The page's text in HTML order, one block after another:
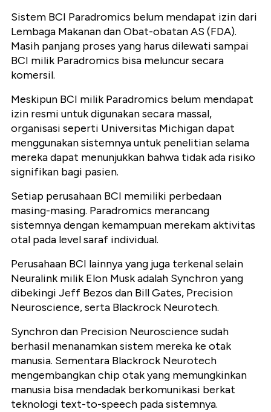
Sistem BCI Paradromics belum mendapat izin dari
Lembaga Makanan dan Obat-obatan AS (FDA).
Masih panjang proses yang harus dilewati sampai
BCI milik Paradromics bisa meluncur secara
komersil.
Meskipun BCI milik Paradromics belum mendapat
izin resmi untuk digunakan secara massal,
organisasi seperti Universitas Michigan dapat
menggunakan sistemnya untuk penelitian selama
mereka dapat menunjukkan bahwa tidak ada risiko
signifikan bagi pasien.
Setiap perusahaan BCI memiliki perbedaan
masing-masing. Paradromics merancang
sistemnya dengan kemampuan merekam aktivitas
otal pada level saraf individual.
Perusahaan BCI lainnya yang juga terkenal selain
Neuralink milik Elon Musk adalah Synchron yang
dibekingi Jeff Bezos dan Bill Gates, Precision
Neuroscience, serta Blackrock Neurotech.
Synchron dan Precision Neuroscience sudah
berhasil menanamkan sistem mereka ke otak
manusia. Sementara Blackrock Neurotech
mengembangkan chip otak yang memungkinkan
manusia bisa mendadak berkomunikasi berkat
teknologi text-to-speech pada sistemnya.